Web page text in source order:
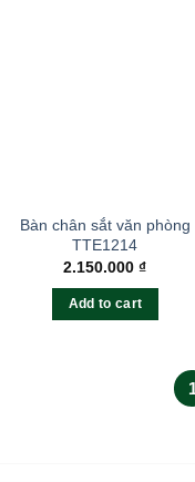
Bàn chân sắt văn phòng
TTE1214
2.150.000₫
Add to cart